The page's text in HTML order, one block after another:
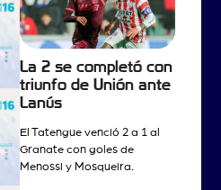
La 2 se completó con
triunfo de Unión ante
Lanús
El Tatengue venció 2 a 1 al
Granate con goles de
Menossi y Mosqueira.